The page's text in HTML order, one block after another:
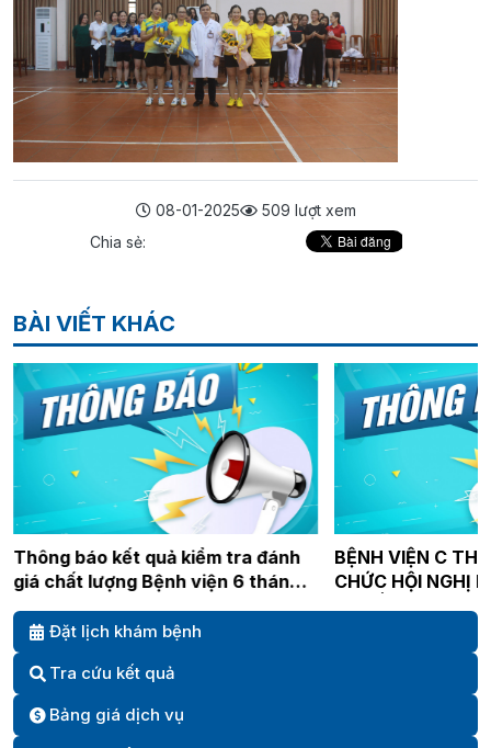
08-01-2025
509 lượt xem
Chia sẻ:
BÀI VIẾT KHÁC
Thông báo kết quả kiểm tra đánh
giá chất lượng Bệnh viện 6 tháng
đầu năm 2024
BỆNH VIỆN C
CHỨC HỘI NGHỊ
QUYẾT ĐẠI HỘI
Đặt lịch khám bệnh
Tra cứu kết quả
Bảng giá dịch vụ